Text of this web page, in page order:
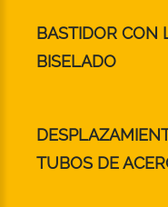
BASTIDOR CON
BISELADO
TUBOS DE